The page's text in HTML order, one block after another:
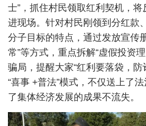
士”，抓住村民领取红利契机，将
进现场。针对村民刚领到分红款
分子目标的特点，通过发放宣传
常”等方式，重点拆解“虚假投资理
骗局，提醒大家“红利要落袋，防
“喜事 +普法”模式，不仅送上了
了集体经济发展的成果不流失。